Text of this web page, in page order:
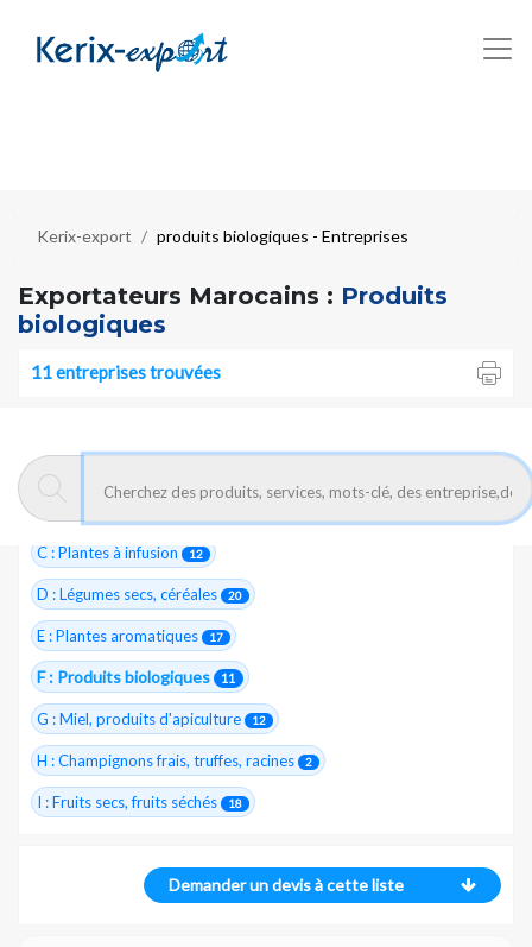
Kerix-export produits biologiques - Entreprises
Exportateurs Marocains : Produits
biologiques
11 entreprises trouvées
C : Plantes à infusion 12
D : Légumes secs, céréales 20
E : Plantes aromatiques 17
F : Produits biologiques 11
G : Miel, produits d'apiculture 12
H : Champignons frais, truffes, racines 2
I : Fruits secs, fruits séchés 18
Demander un devis à cette liste